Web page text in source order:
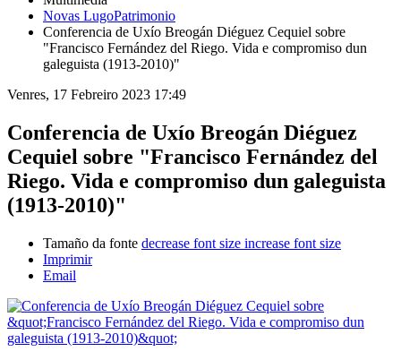
Novas LugoPatrimonio
Conferencia de Uxío Breogán Diéguez Cequiel sobre
"Francisco Fernández del Riego. Vida e compromiso dun
galeguista (1913-2010)"
Venres, 17 Febreiro 2023 17:49
Conferencia de Uxío Breogán Diéguez
Cequiel sobre "Francisco Fernández del
Riego. Vida e compromiso dun galeguista
(1913-2010)"
Tamaño da fonte decrease font size increase font size
Imprimir
Email